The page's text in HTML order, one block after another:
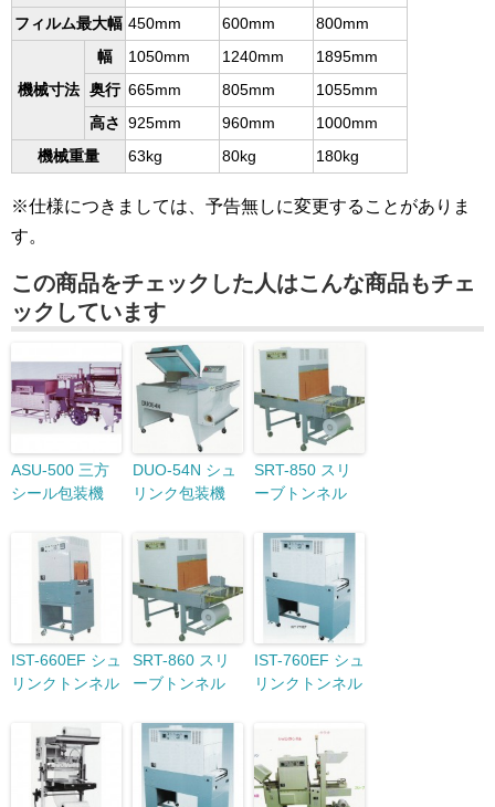
フィルム最大幅 450mm 600mm 800mm
機械寸法
幅 1050mm 1240mm
1895mm
奥行 665mm 805mm
1055mm
高さ 925mm 960mm
1000mm
機械重量
63kg 80kg 180kg
※仕様につきましては、予告無しに変更することがありま
す。
この商品をチェックした人はこんな商品もチェ
ックしています
ASU-500 三方
シール包装機
DUO-54N シュ
リンク包装機
SRT-850 スリ
ーブトンネル
IST-660EF シュ
リンクトンネル
SRT-860 スリ
ーブトンネル
IST-760EF シュ
リンクトンネル